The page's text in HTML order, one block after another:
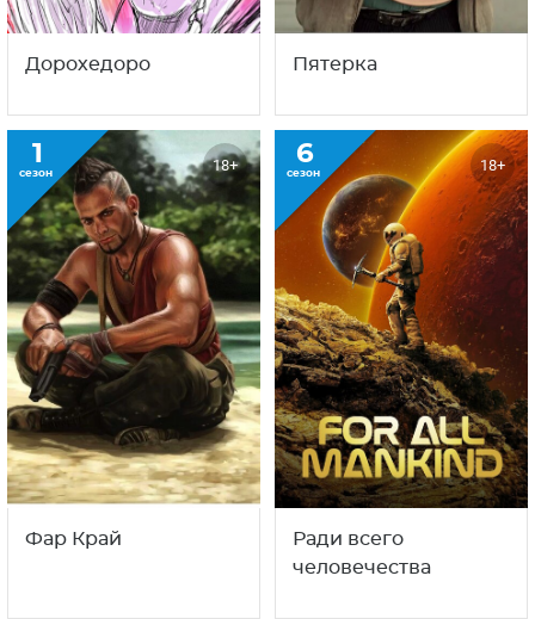
Дорохедоро Пятерка
1
сезон 18+
Фар Край
6
сезон 18+
Ради всего
человечества